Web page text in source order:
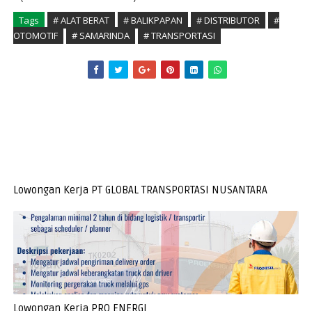
Tags # ALAT BERAT # BALIKPAPAN # DISTRIBUTOR
#
OTOMOTIF
# SAMARINDA # TRANSPORTASI
Lowongan Kerja PT GLOBAL TRANSPORTASI NUSANTARA
Lowongan Kerja PRO ENERGI